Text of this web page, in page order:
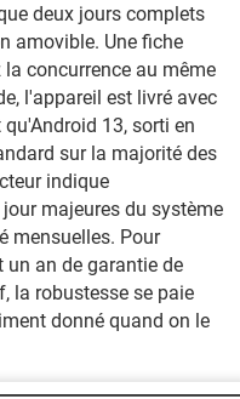
deux jours complets
amovible. Une fiche
concurrence au même
l'appareil est livré avec
13, sorti en
sur la majorité des
indique
majeures du système
mensuelles. Pour
un an de garantie de
la robustesse se paie
donné quand on le